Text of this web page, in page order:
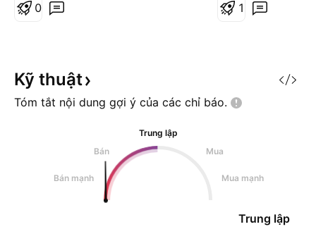
thứ 2 ta có thể mua thêm 01 lót
0
mạnh từ hỗ trợ
giá hồi phục
1
Kỹ thuật
Tóm tắt nội dung gợi ý của các chỉ báo.
Trung lập
Bán
Mua
Bán mạnh Mua mạnh
Trung lập